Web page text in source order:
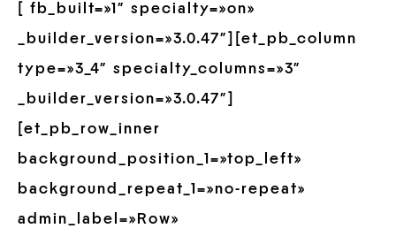
[ fb_built=»1″ specialty=»on»
_builder_version=»3.0.47″][et_pb_column
type=»3_4″ specialty_columns=»3″
_builder_version=»3.0.47″]
[et_pb_row_inner
background_position_1=»top_left»
background_repeat_1=»no-repeat»
admin_label=»Row»